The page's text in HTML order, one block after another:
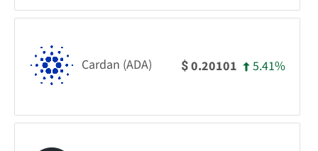
Cardan (ADA) $0.20101 5.41%